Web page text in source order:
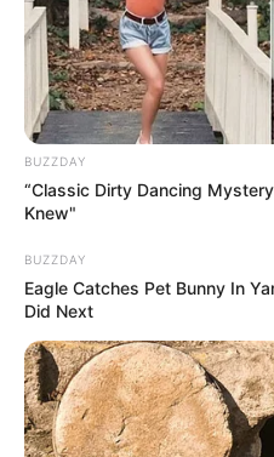
BUZZDAY
“Classic Dirty Dancing
Knew"
BUZZDAY
Eagle Catches Pet Bunny In
Did Next